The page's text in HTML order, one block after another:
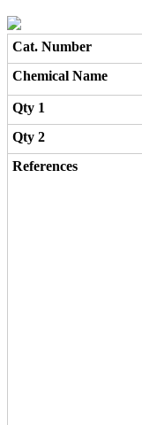
Cat. Number
Chemical Name
Qty 1
Qty 2
References